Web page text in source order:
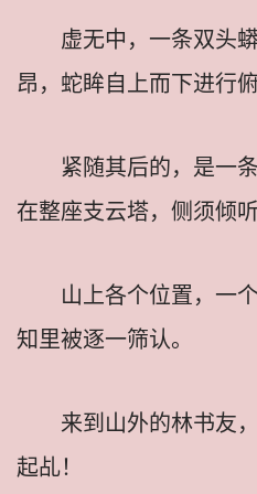
虚无中，一条双头
昂，蛇眸自上而下进行俯
紧随其后的，是一
在整座支云塔，侧须倾听
山上各个位置，一
知里被逐一筛认。
来到山外的林书友
起乩！